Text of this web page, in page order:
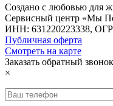
Создано с любовью для
Сервисный центр «Мы
ИНН: 631220223338,
Публичная оферта
Смотреть на карте
Заказать обратный звонок
×